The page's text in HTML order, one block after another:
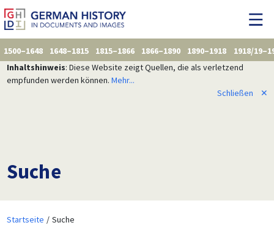
1500–1648 1648–1815 1815–1866 1866–1890 1890–1918
1918/
Inhaltshinweis: Diese Website zeigt Quellen, die als verletzend
empfunden werden können. Mehr...
Schließen
✕
Suche
Startseite Suche